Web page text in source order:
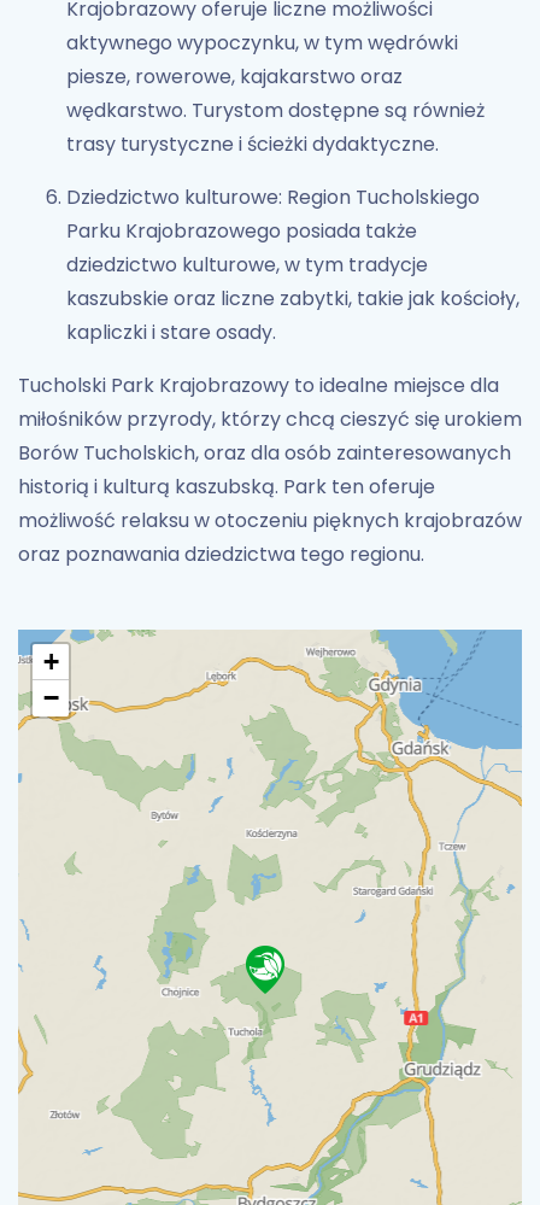
Krajobrazowy oferuje liczne możliwości
aktywnego wypoczynku, w tym wędrówki
piesze, rowerowe, kajakarstwo oraz
wędkarstwo. Turystom dostępne są również
trasy turystyczne i ścieżki dydaktyczne.
Dziedzictwo kulturowe: Region Tucholskiego
Parku Krajobrazowego posiada także
dziedzictwo kulturowe, w tym tradycje
kaszubskie oraz liczne zabytki, takie jak kościoły,
kapliczki i stare osady.
Tucholski Park Krajobrazowy to idealne miejsce dla
miłośników przyrody, którzy chcą cieszyć się urokiem
Borów Tucholskich, oraz dla osób zainteresowanych
historią i kulturą kaszubską. Park ten oferuje
możliwość relaksu w otoczeniu pięknych krajobrazów
oraz poznawania dziedzictwa tego regionu.
+
−